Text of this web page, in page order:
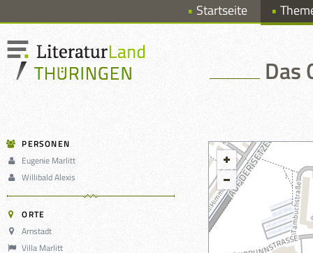
Startseite
Das
PERSONEN
Eugenie Marlitt
Willibald Alexis
ORTE
Arnstadt
Villa Marlitt